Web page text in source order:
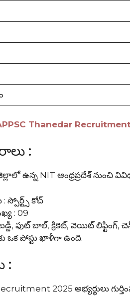
Thanedar
:
ఉన్న NIT ఆంధ్రప్రదేశ్ నుంచి
: స్పోర్ట్స్ కోచ్
: 09
ఫుట్ బాల్, క్రికెట్, వెయిట్
ఒక పోస్టు ఖాళీగా ఉంది.
:
2025 అభ్యర్థులు